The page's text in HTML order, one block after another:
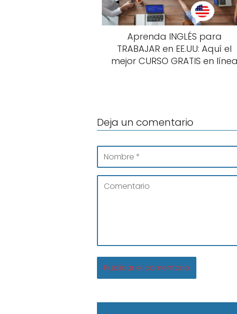
Aprenda INGLÉS para
TRABAJAR en EE.UU: Aquí el
mejor CURSO GRATIS en línea
Deja un comentario